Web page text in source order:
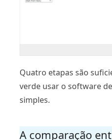
Quatro etapas são
verde usar o software
simples.
A comparação